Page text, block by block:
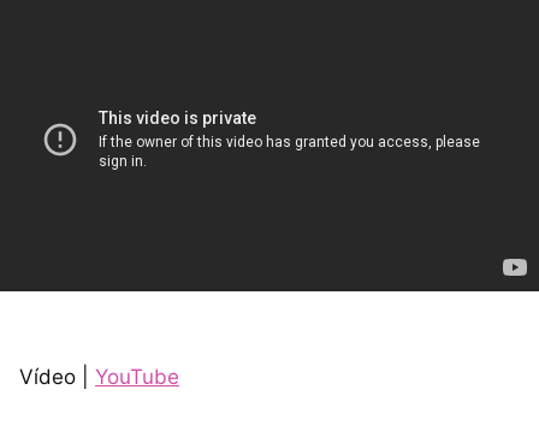
Vídeo | YouTube